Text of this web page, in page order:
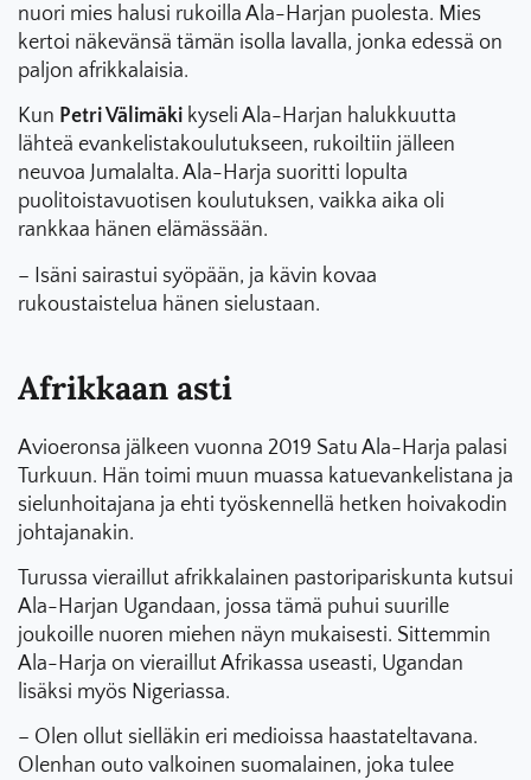
nuori mies halusi rukoilla Ala-Harjan puolesta. Mies
kertoi näkevänsä tämän isolla lavalla, jonka edessä on
paljon afrikkalaisia.
Kun Petri Välimäki kyseli Ala-Harjan halukkuutta
lähteä evankelistakoulutukseen, rukoiltiin jälleen
neuvoa Jumalalta. Ala-Harja suoritti lopulta
puolitoistavuotisen koulutuksen, vaikka aika oli
rankkaa hänen elämässään.
– Isäni sairastui syöpään, ja kävin kovaa
rukoustaistelua hänen sielustaan.
Afrikkaan asti
Avioeronsa jälkeen vuonna 2019 Satu Ala-Harja palasi
Turkuun. Hän toimi muun muassa katuevankelistana ja
sielunhoitajana ja ehti työskennellä hetken hoivakodin
johtajanakin.
Turussa vieraillut afrikkalainen pastoripariskunta kutsui
Ala-Harjan Ugandaan, jossa tämä puhui suurille
joukoille nuoren miehen näyn mukaisesti. Sittemmin
Ala-Harja on vieraillut Afrikassa useasti, Ugandan
lisäksi myös Nigeriassa.
– Olen ollut sielläkin eri medioissa haastateltavana.
Olenhan outo valkoinen suomalainen, joka tulee